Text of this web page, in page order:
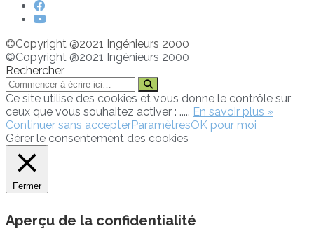
©Copyright @2021 Ingénieurs 2000
©Copyright @2021 Ingénieurs 2000
Rechercher
Ce site utilise des cookies et vous donne le contrôle sur
ceux que vous souhaitez activer : ..... En savoir plus »
Continuer sans accepterParamètresOK pour moi
Gérer le consentement des cookies
Fermer
Aperçu de la confidentialité